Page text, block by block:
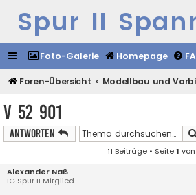
Spur II
Foto-Galerie Homepage
Foren-Übersicht Modellbau und
V 52 901
Antworten
11 Beiträge • Seite1 von
Alexander Naß
IG Spur II Mitglied